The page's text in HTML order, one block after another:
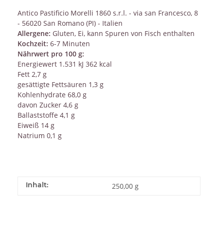
Antico Pastificio Morelli 1860 s.r.l. - via san Francesco, 8
- 56020 San Romano (PI) - Italien
Allergene: Gluten, Ei, kann Spuren von Fisch enthalten
Kochzeit: 6-7 Minuten
Nährwert pro 100 g:
Energiewert 1.531 kJ 362 kcal
Fett 2,7 g
gesättigte Fettsäuren 1,3 g
Kohlenhydrate 68,0 g
davon Zucker 4,6 g
Ballaststoffe 4,1 g
Eiweiß 14 g
Natrium 0,1 g
Inhalt: 250,00 g